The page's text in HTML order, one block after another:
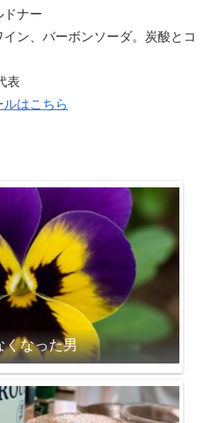
ドナー
ン、バーボンソーダ。炭酸とコ
表
はこちら
くなった男